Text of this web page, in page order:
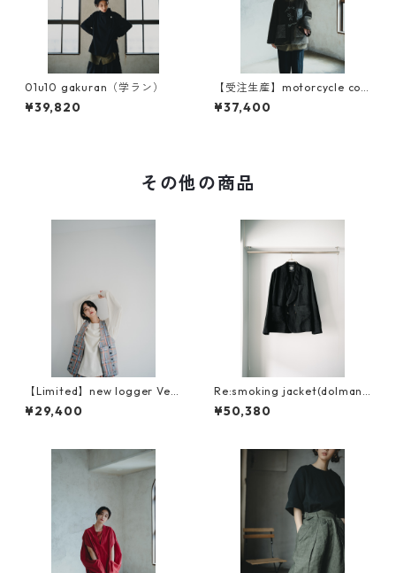
01u10 gakuran（学ラン）
¥39,820
【受注生産】motorcycle coa
t liner（original sleeve)
¥37,400
その他の商品
【Limited】new logger Vest
（ニューロガーベスト）
¥29,400
Re:smoking jacket(dolman
sleeve )
¥50,380